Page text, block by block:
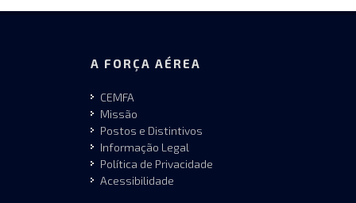
A FORÇA AÉREA
CEMFA
Missão
Postos e Distintivos
Informação Legal
Política de Privacidade
Acessibilidade